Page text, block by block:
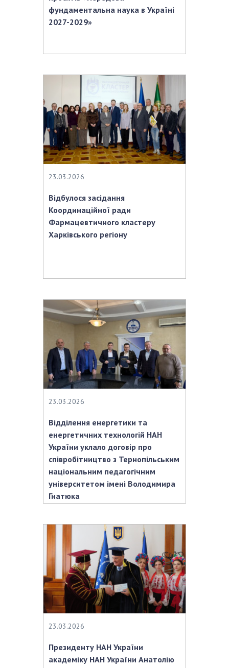
фундаментальна наука в Україні
2027-2029»
23.03.2026
Відбулося засідання
Координаційної ради
Фармацевтичного кластеру
Харківського регіону
23.03.2026
Відділення енергетики та
енергетичних технологій НАН
України уклало договір про
співробітництво з Тернопільським
національним педагогічним
університетом імені Володимира
Гнатюка
23.03.2026
Президенту НАН України
академіку НАН України Анатолію